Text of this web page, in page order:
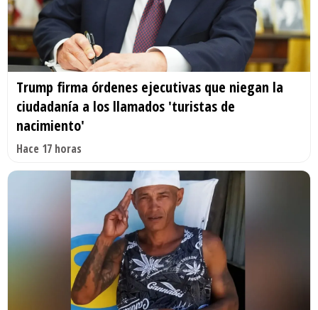
Trump firma órdenes ejecutivas que niegan la
ciudadanía a los llamados 'turistas de
nacimiento'
Hace 17 horas